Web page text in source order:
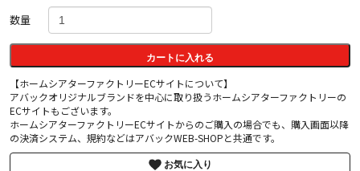
数量
カートに入れる
【ホームシアターファクトリーECサイトについて】
アバックオリジナルブランドを中心に取り扱うホームシアターファクトリーの
ECサイトもございます。
ホームシアターファクトリーECサイトからのご購入の場合でも、購入画面以降
の決済システム、規約などはアバックWEB-SHOPと共通です。
お気に入り